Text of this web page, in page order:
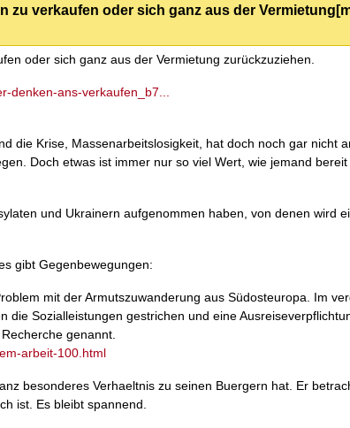
zu verkaufen oder sich ganz aus der
oder sich ganz aus der Vermietung zurückzuziehen.
denken-ans-verkaufen_b7...
die Krise, Massenarbeitslosigkeit, hat doch noch gar nicht
Doch etwas ist immer nur so viel Wert, wie jemand
und Ukrainern aufgenommen haben, von denen wird
gibt Gegenbewegungen:
mit der Armutszuwanderung aus Südosteuropa. Im
Sozialleistungen gestrichen und eine
genannt.
arbeit-100.html
besonderes Verhaeltnis zu seinen Buergern hat. Er
ist. Es bleibt spannend.